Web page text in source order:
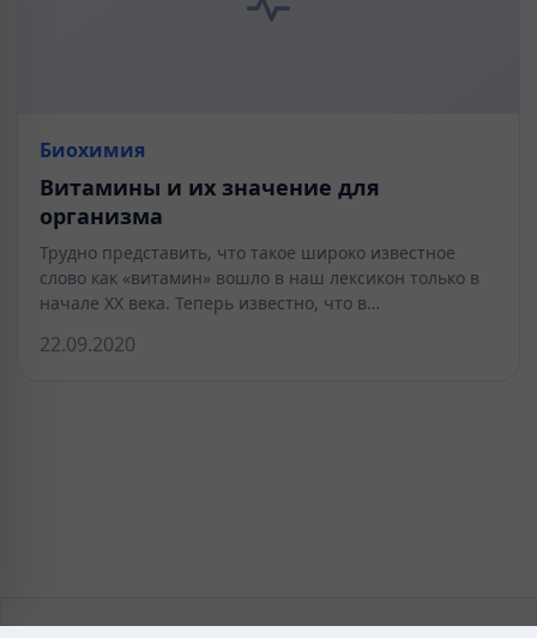
Биохимия
Витамины и их значение для
организма
Трудно представить, что такое широко известное
слово как «витамин» вошло в наш лексикон только в
начале XX века. Теперь известно, что в…
22.09.2020